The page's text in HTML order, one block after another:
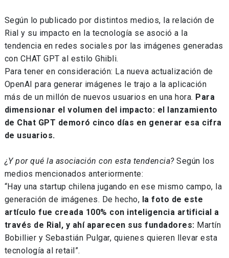
Según lo publicado por distintos medios, la relación de
Rial y su impacto en la tecnología se asoció a la
tendencia en redes sociales por las imágenes generadas
con CHAT GPT al estilo Ghibli.
Para tener en consideración: La nueva actualización de
OpenAI para generar imágenes le trajo a la aplicación
más de un millón de nuevos usuarios en una hora. Para
dimensionar el volumen del impacto: el lanzamiento
de Chat GPT demoró cinco días en generar esa cifra
de usuarios.
¿Y por qué la asociación con esta tendencia?Según los
medios mencionados anteriormente:
“Hay una startup chilena jugando en ese mismo campo, la
generación de imágenes. De hecho, la foto de este
artículo fue creada 100% con inteligencia artificial a
través de Rial, y ahí aparecen sus fundadores: Martín
Bobillier y Sebastián Pulgar, quienes quieren llevar esta
tecnología al retail”.